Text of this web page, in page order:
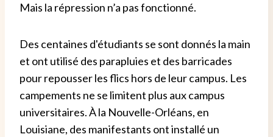
Mais la répression n’a pas fonctionné.
Des centaines d'étudiants se sont donnés la main
et ont utilisé des parapluies et des barricades
pour repousser les flics hors de leur campus. Les
campements ne se limitent plus aux campus
universitaires. À la Nouvelle-Orléans, en
Louisiane, des manifestants ont installé un